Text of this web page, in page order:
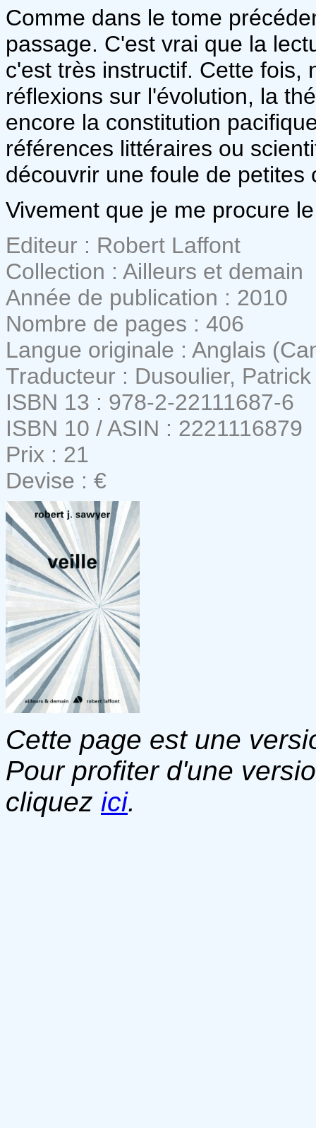
Comme dans le tome
passage. C'est vrai que la
c'est très instructif. Cette fois,
réflexions sur l'évolution, la
encore la constitution
références littéraires ou
découvrir une foule de petites
Vivement que je me procure
Editeur : Robert Laffont
Collection : Ailleurs et demain
Année de publication : 2010
Nombre de pages : 406
Langue originale : Anglais
Traducteur : Dusoulier, Patrick
ISBN 13 : 978-2-22111687-6
ISBN 10 / ASIN : 2221116879
Prix : 21
Devise : €
Cette page est une
Pour profiter d'une
cliquez ici.